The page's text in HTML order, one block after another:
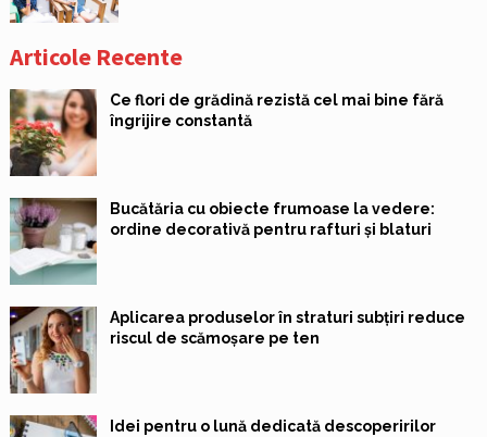
Articole Recente
Ce flori de grădină rezistă cel mai bine fără
îngrijire constantă
Bucătăria cu obiecte frumoase la vedere:
ordine decorativă pentru rafturi și blaturi
Aplicarea produselor în straturi subțiri reduce
riscul de scămoșare pe ten
Idei pentru o lună dedicată descoperirilor